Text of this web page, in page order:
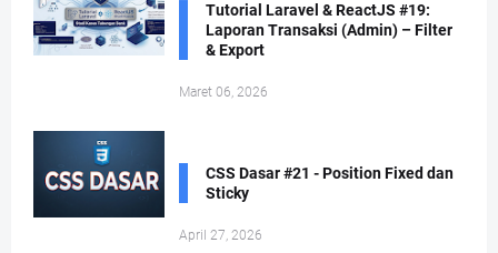
Tutorial Laravel & ReactJS #19:
Laporan Transaksi (Admin) – Filter
& Export
Maret 06, 2026
CSS Dasar #21 - Position Fixed dan
Sticky
April 27, 2026